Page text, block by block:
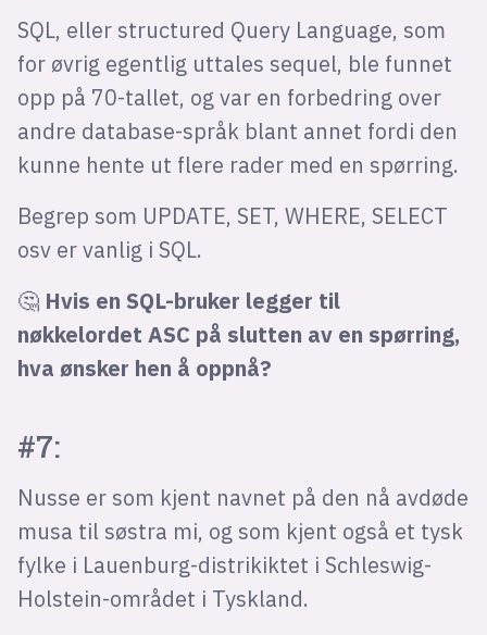
SQL, eller structured Query Language, som
for øvrig egentlig uttales sequel, ble funnet
opp på 70-tallet, og var en forbedring over
andre database-språk blant annet fordi den
kunne hente ut flere rader med en spørring.
Begrep som UPDATE, SET, WHERE, SELECT
osv er vanlig i SQL.
🤔 Hvis en SQL-bruker legger til
nøkkelordet ASC på slutten av en spørring,
hva ønsker hen å oppnå?
#7:
Nusse er som kjent navnet på den nå avdøde
musa til søstra mi, og som kjent også et tysk
fylke i Lauenburg-distrikiktet i Schleswig-
Holstein-området i Tyskland.